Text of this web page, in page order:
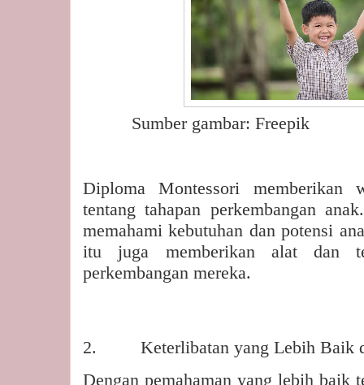
Sumber gambar: Freepik
Diploma Montessori memberikan
tentang tahapan perkembangan
memahami kebutuhan dan potensi
itu juga memberikan alat dan
perkembangan mereka.
2.
Keterlibatan yang Lebih Baik
Dengan pemahaman yang lebih baik